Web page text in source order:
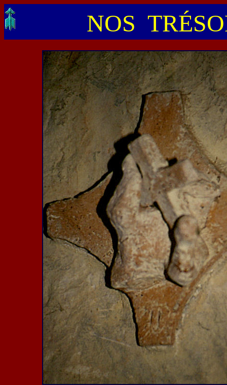
NOS